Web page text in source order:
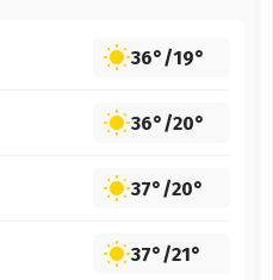
36°/19°
36°/20°
37°/20°
37°/21°